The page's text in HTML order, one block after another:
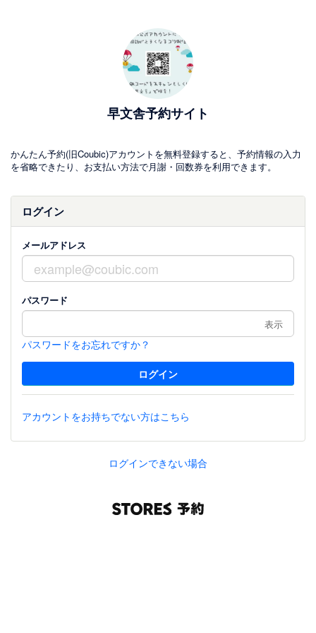
早文舎予約サイト
かんたん予約(旧Coubic)アカウントを無料登録すると、予約情報の入力
を省略できたり、お支払い方法で月謝・回数券を利用できます。
ログイン
メールアドレス
パスワード
表示
パスワードをお忘れですか？
アカウントをお持ちでない方はこちら
ログインできない場合